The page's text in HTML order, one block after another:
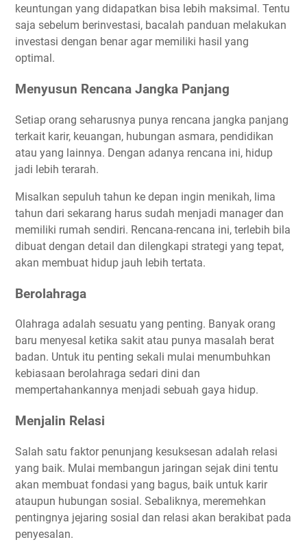
keuntungan yang didapatkan bisa lebih maksimal. Tentu
saja sebelum berinvestasi, bacalah panduan melakukan
investasi dengan benar agar memiliki hasil yang
optimal.
Menyusun Rencana Jangka Panjang
Setiap orang seharusnya punya rencana jangka panjang
terkait karir, keuangan, hubungan asmara, pendidikan
atau yang lainnya. Dengan adanya rencana ini, hidup
jadi lebih terarah.
Misalkan sepuluh tahun ke depan ingin menikah, lima
tahun dari sekarang harus sudah menjadi manager dan
memiliki rumah sendiri. Rencana-rencana ini, terlebih bila
dibuat dengan detail dan dilengkapi strategi yang tepat,
akan membuat hidup jauh lebih tertata.
Berolahraga
Olahraga adalah sesuatu yang penting. Banyak orang
baru menyesal ketika sakit atau punya masalah berat
badan. Untuk itu penting sekali mulai menumbuhkan
kebiasaan berolahraga sedari dini dan
mempertahankannya menjadi sebuah gaya hidup.
Menjalin Relasi
Salah satu faktor penunjang kesuksesan adalah relasi
yang baik. Mulai membangun jaringan sejak dini tentu
akan membuat fondasi yang bagus, baik untuk karir
ataupun hubungan sosial. Sebaliknya, meremehkan
pentingnya jejaring sosial dan relasi akan berakibat pada
penyesalan.